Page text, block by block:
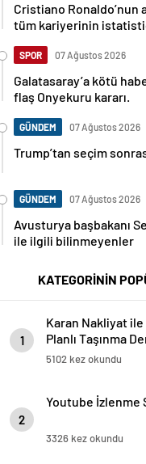
Cristiano Ronaldo’nun
tüm kariyerinin
SPOR 07 Ağustos 2026
Galatasaray’a kötü
flaş Onyekuru kararı.
GÜNDEM 07 Ağustos 2026
Trump’tan seçim
GÜNDEM 07 Ağustos 2026
Avusturya başbakanı
ile ilgili bilinmeyenler
KATEGORİNİN
1
Karan Nakliyat
Planlı Taşınma
5102 kez okundu
2
Youtube İzlenme
3326 kez okundu